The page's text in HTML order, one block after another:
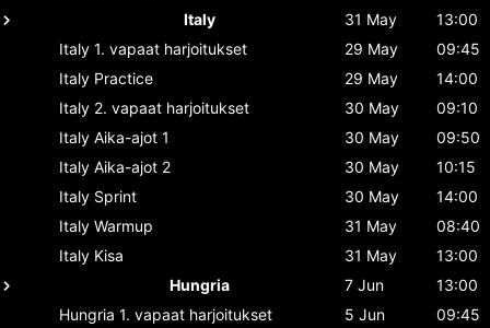
Italy
31 May
13:00
Italy 1. vapaat harjoitukset 29 May
09:45
Italy Practice 29 May
14:00
Italy 2. vapaat harjoitukset 30 May
09:10
Italy Aika-ajot 1 30 May
09:50
Italy Aika-ajot 2 30 May
10:15
Italy Sprint 30 May
14:00
Italy Warmup 31 May
08:40
Italy Kisa 31 May
13:00
Hungria
7 Jun
13:00
Hungria 1. vapaat harjoitukset 5 Jun
09:45